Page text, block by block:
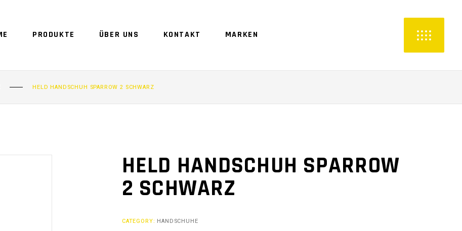
PRODUKTE ÜBER UNS KONTAKT MARKEN
HELD HANDSCHUH SPARROW 2 SCHWARZ
HELD HANDSCHUH SPARROW
2 SCHWARZ
CATEGORY: HANDSCHUHE